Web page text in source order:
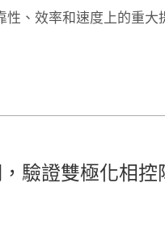
、效率和速度上的重大
驗證雙極化相控